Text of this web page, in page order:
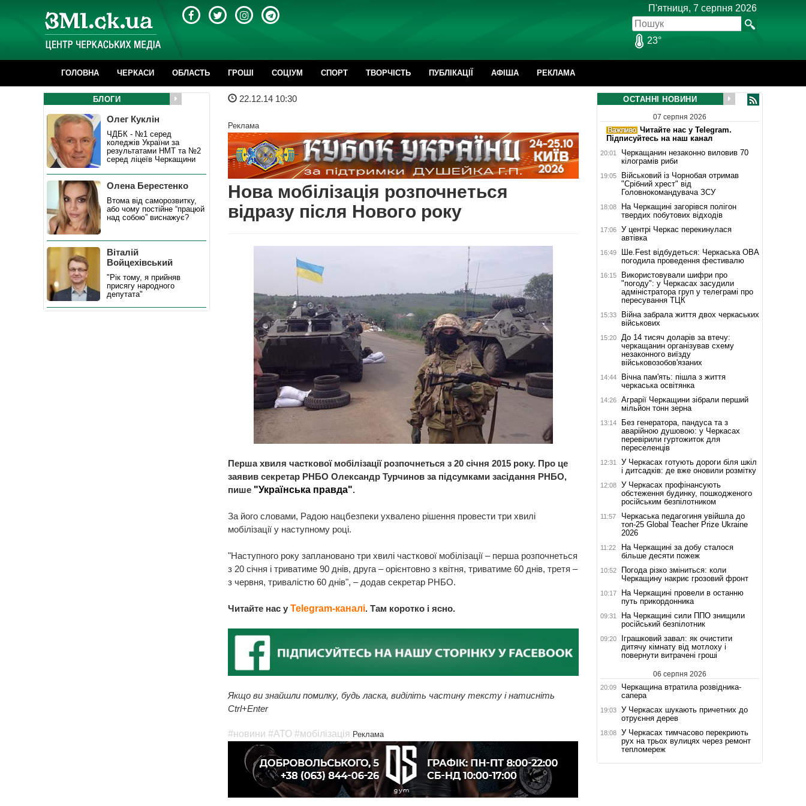
П'ятниця, 7 серпня 2026
23°
ГОЛОВНА ЧЕРКАСИ ОБЛАСТЬ ГРОШІ CОЦІУМ СПОРТ ТВОРЧІСТЬ ПУБЛІКАЦІЇ АФІША РЕКЛАМА
22.12.14 10:30
Реклама
Нова мобілізація розпочнеться
відразу після Нового року
Перша хвиля часткової мобілізації розпочнеться з 20 січня 2015 року. Про це
заявив секретар РНБО Олександр Турчинов за підсумками засідання РНБО,
пише "Українська правда".
За його словами, Радою нацбезпеки ухвалено рішення провести три хвилі
мобілізації у наступному році.
"Наступного року заплановано три хвилі часткової мобілізації – перша розпочнеться
з 20 січня і триватиме 90 днів, друга – орієнтовно з квітня, триватиме 60 днів, третя –
з червня, тривалістю 60 днів", – додав секретар РНБО.
Читайте нас у Telegram-каналі. Там коротко і ясно.
Якщо ви знайшли помилку, будь ласка, виділіть частину тексту і натисніть
Ctrl+Enter
#новини #АТО #мобілізація Реклама
БЛОГИ
Олег Куклін
ЧДБК - №1 серед
коледжів України за
результатами НМТ та №2
серед ліцеїв Черкащини
Олена Берестенко
Втома від саморозвитку,
або чому постійне “працюй
над собою” виснажує?
Віталій
Войцехівський
"Рік тому, я прийняв
присягу народного
депутата"
ОСТАННІ НОВИНИ
07 серпня 2026
Читайте нас у Telegram.
Підписуйтесь на наш канал
20:01
Черкащанин незаконно виловив 70
кілограмів риби
19:05
Військовий із Чорнобая отримав
"Срібний хрест" від
Головнокомандувача ЗСУ
18:08
На Черкащині загорівся полігон
твердих побутових відходів
17:06
У центрі Черкас перекинулася
автівка
16:49
Ше.Fest відбудеться: Черкаська ОВА
погодила проведення фестивалю
16:15
Використовували шифри про
"погоду": у Черкасах засудили
адміністратора груп у телеграмі про
пересування ТЦК
15:33
Війна забрала життя двох черкаських
військових
15:20
До 14 тисяч доларів за втечу:
черкащанин організував схему
незаконного виїзду
військовозобов'язаних
14:44
Вічна пам'ять: пішла з життя
черкаська освітянка
14:26
Аграрії Черкащини зібрали перший
мільйон тонн зерна
13:14
Без генератора, пандуса та з
аварійною душовою: у Черкасах
перевірили гуртожиток для
переселенців
12:31
У Черкасах готують дороги біля шкіл
і дитсадків: де вже оновили розмітку
12:08
У Черкасах профінансують
обстеження будинку, пошкодженого
російським безпілотником
11:57
Черкаська педагогиня увійшла до
топ-25 Global Teacher Prize Ukraine
2026
11:22
На Черкащині за добу сталося
більше десяти пожеж
10:52
Погода різко зміниться: коли
Черкащину накриє грозовий фронт
10:17
На Черкащині провели в останню
путь прикордонника
09:31
На Черкащині сили ППО знищили
російський безпілотник
09:20
Іграшковий завал: як очистити
дитячу кімнату від мотлоху і
повернути витрачені гроші
06 серпня 2026
20:09
Черкащина втратила розвідника-
сапера
19:03
У Черкасах шукають причетних до
отруєння дерев
18:08
У Черкасах тимчасово перекриють
рух на трьох вулицях через ремонт
тепломереж